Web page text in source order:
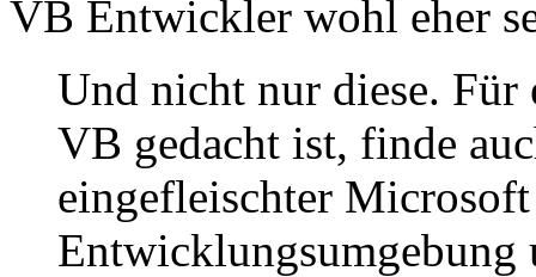
VB Entwickler wohl eher
Und nicht nur diese.
VB gedacht ist, finde
eingefleischter
Entwicklungsumgebung